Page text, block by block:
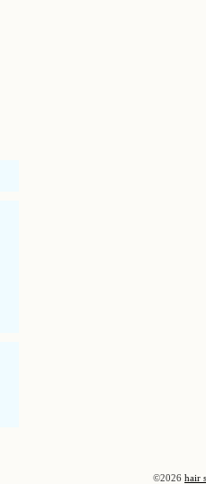
©2026 hair